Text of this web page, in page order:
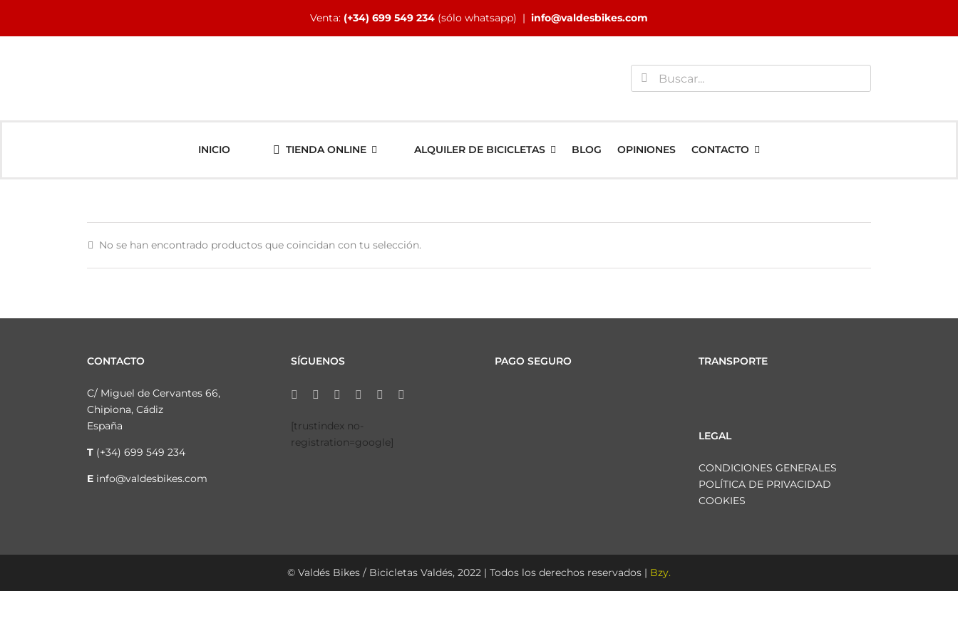
contenido
Venta: (+34) 699 549 234 (sólo whatsapp) | info@valdesbikes.com
Buscar:
INICIO TIENDA ONLINE ALQUILER DE BICICLETAS BLOG OPINIONES CONTACTO
No se han encontrado productos que coincidan con tu selección.
CONTACTO
C/ Miguel de Cervantes 66,
Chipiona, Cádiz
España
T (+34) 699 549 234
E info@valdesbikes.com
SÍGUENOS
[trustindex no-
registration=google]
PAGO SEGURO TRANSPORTE
LEGAL
CONDICIONES GENERALES
POLÍTICA DE PRIVACIDAD
COOKIES
© Valdés Bikes / Bicicletas Valdés, 2022 | Todos los derechos reservados | Bzy.